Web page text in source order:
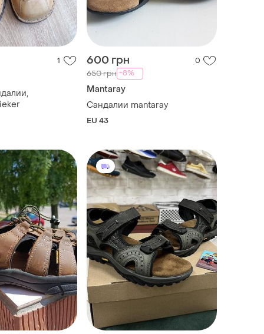
1 600 грн 0
650 грн -8%
Mantaray
Сандалии mantaray
EU 43